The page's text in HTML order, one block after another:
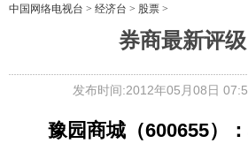
中国网络电视台 > 经济台 > 股票 >
券商最新评
发布时间:2012年05月08日
豫园商城（600655）